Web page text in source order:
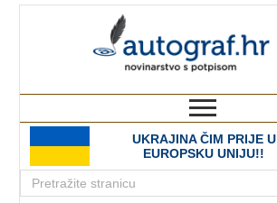
UKRAJINA ČIM PRIJE U
EUROPSKU UNIJU!!